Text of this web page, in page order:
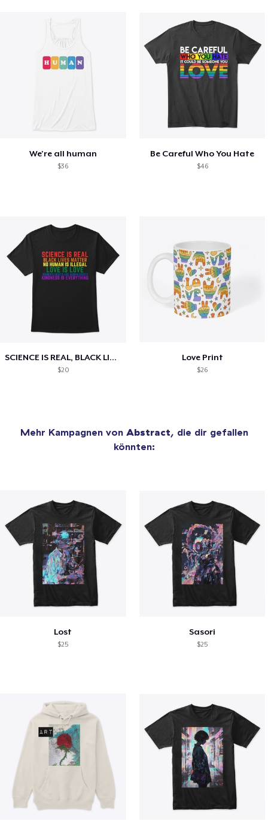
We're all human
$36
Be Careful Who You Hate
$46
SCIENCE IS REAL, BLACK LIVES MATTER
$20
Love Print
$26
Mehr Kampagnen von Abstract, die dir gefallen
könnten:
Lost
$25
Sasori
$25